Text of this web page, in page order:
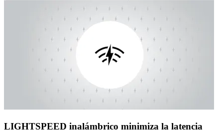
LIGHTSPEED inalámbrico minimiza la latencia